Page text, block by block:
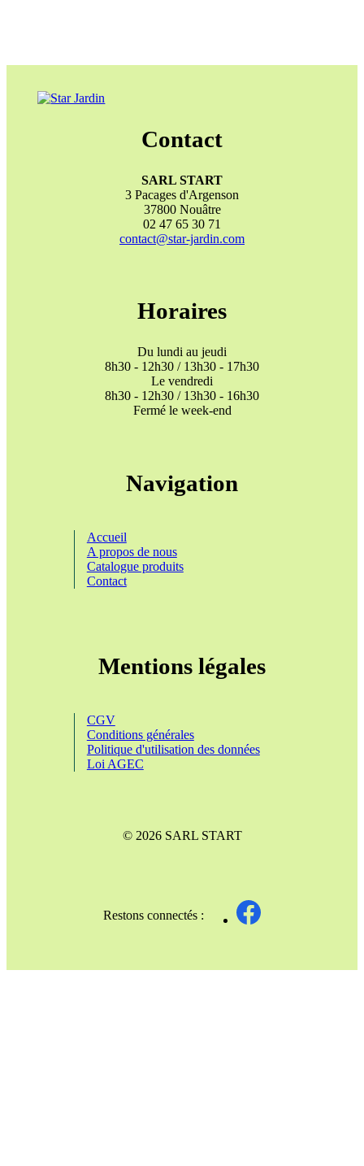
Contact
SARL START
3 Pacages d'Argenson
37800 Nouâtre
02 47 65 30 71
contact@star-jardin.com
Horaires
Du lundi au jeudi
8h30 - 12h30 / 13h30 - 17h30
Le vendredi
8h30 - 12h30 / 13h30 - 16h30
Fermé le week-end
Navigation
Accueil
A propos de nous
Catalogue produits
Contact
Mentions légales
CGV
Conditions générales
Politique d'utilisation des données
Loi AGEC
© 2026 SARL START
Restons connectés :